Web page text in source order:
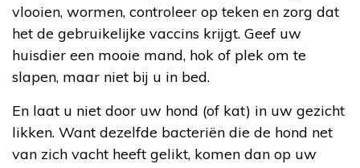
vlooien, wormen, controleer op teken en zorg dat
het de gebruikelijke vaccins krijgt. Geef uw
huisdier een mooie mand, hok of plek om te
slapen, maar niet bij u in bed.
En laat u niet door uw hond (of kat) in uw gezicht
likken. Want dezelfde bacteriën die de hond net
van zich vacht heeft gelikt, komen dan op uw